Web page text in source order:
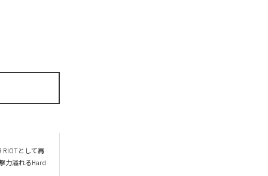
RIOTとして再
力溢れるHard